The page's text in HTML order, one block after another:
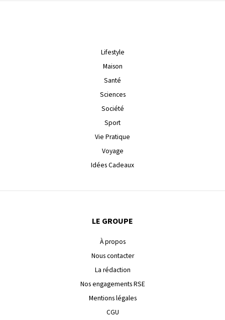
Lifestyle
Maison
Santé
Sciences
Société
Sport
Vie Pratique
Voyage
Idées Cadeaux
LE GROUPE
À propos
Nous contacter
La rédaction
Nos engagements RSE
Mentions légales
CGU